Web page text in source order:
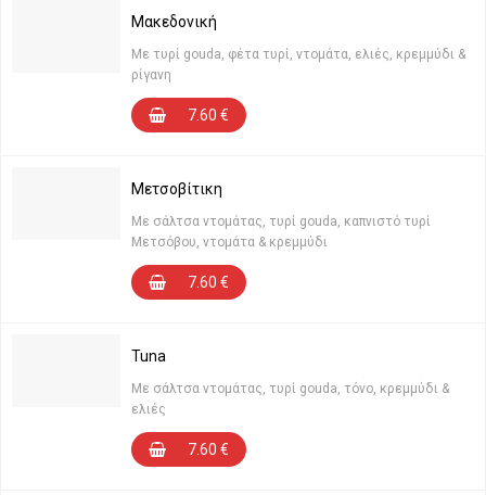
Μακεδονική
Με τυρί gouda, φέτα τυρί, ντομάτα, ελιές, κρεμμύδι &
ρίγανη
7.60 €
Μετσοβίτικη
Με σάλτσα ντομάτας, τυρί gouda, καπνιστό τυρί
Μετσόβου, ντομάτα & κρεμμύδι
7.60 €
Tuna
Με σάλτσα ντομάτας, τυρί gouda, τόνο, κρεμμύδι &
ελιές
7.60 €